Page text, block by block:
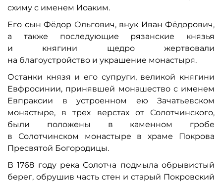
схиму с именем Иоаким.
Его сын Фёдор Ольгович, внук Иван Фёдорович,
а также последующие рязанские князья
и княгини щедро жертвовали
на благоустройство и украшение монастыря.
Останки князя и его супруги, великой княгини
Евфросинии, принявшей монашество с именем
Евпраксии в устроенном ею Зачатьевском
монастыре, в трех верстах от Солотчинского,
были положены в каменном гробе
в Солотчинском монастыре в храме Покрова
Пресвятой Богородицы.
В 1768 году река Солотча подмыла обрывистый
берег, обрушив часть стен и старый Покровский